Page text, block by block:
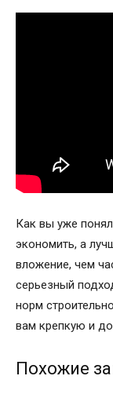
Как вы уже
экономить, а
вложение, чем
серьезный
норм
вам крепкую и
Похожие